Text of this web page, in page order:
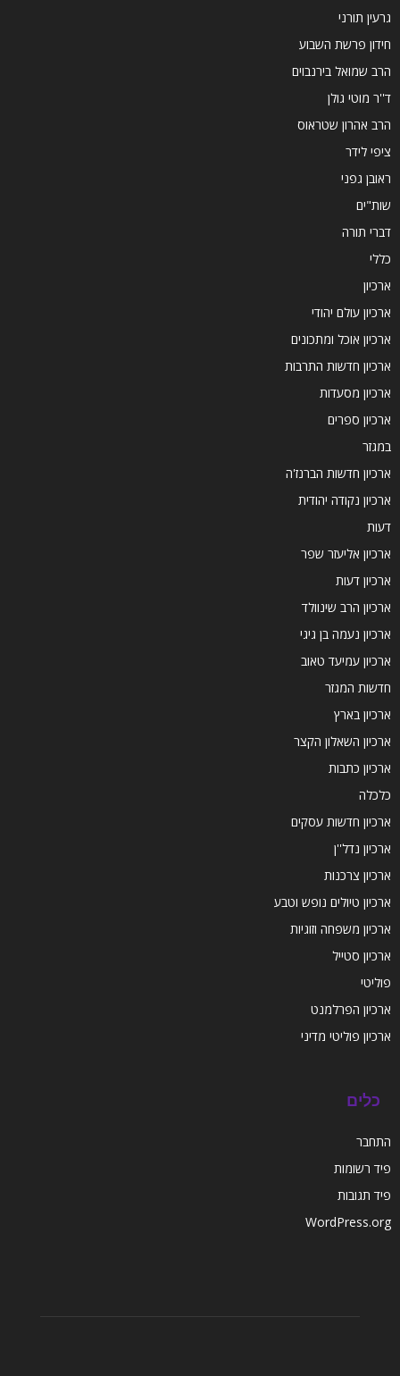
גרעין תורני
חידון פרשת השבוע
הרב שמואל בירנבוים
ד''ר מוטי גולן
הרב אהרון שטראוס
ציפי לידר
ראובן גפני
שות"ים
דברי תורה
כללי
ארכיון
ארכיון עולם יהודי
ארכיון אוכל ומתכונים
ארכיון חדשות התרבות
ארכיון מסעדות
ארכיון ספרים
במגזר
ארכיון חדשות הברנז'ה
ארכיון נקודה יהודית
דעות
ארכיון אליעזר שפר
ארכיון דעות
ארכיון הרב שינוולד
ארכיון נעמה בן גיגי
ארכיון עמיעד טאוב
חדשות המגזר
ארכיון בארץ
ארכיון השאלון הקצר
ארכיון כתבות
כלכלה
ארכיון חדשות עסקים
ארכיון נדל''ן
ארכיון צרכנות
ארכיון טיולים נופש וטבע
ארכיון משפחה וזוגיות
ארכיון סטייל
פוליטי
ארכיון הפרלמנט
ארכיון פוליטי מדיני
כלים
התחבר
פיד רשומות
פיד תגובות
WordPress.org